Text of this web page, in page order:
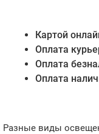
Картой
Оплата
Оплата
Оплата
Разные виды